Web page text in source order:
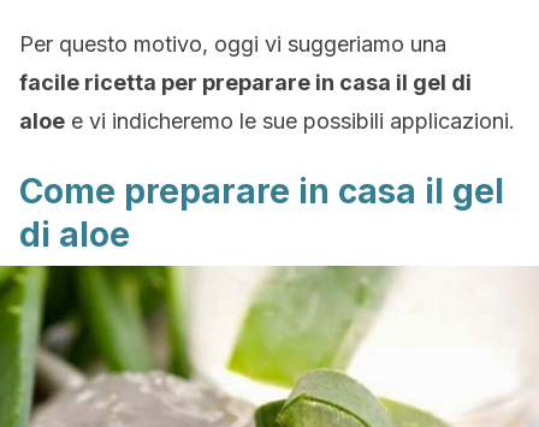
Per questo motivo, oggi vi suggeriamo una
facile ricetta per preparare in casa il gel di
aloe e vi indicheremo le sue possibili applicazioni.
Come preparare in casa il gel
di aloe